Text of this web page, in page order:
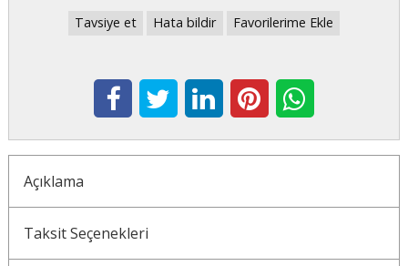
Tavsiye et Hata bildir Favorilerime Ekle
Açıklama
Taksit Seçenekleri